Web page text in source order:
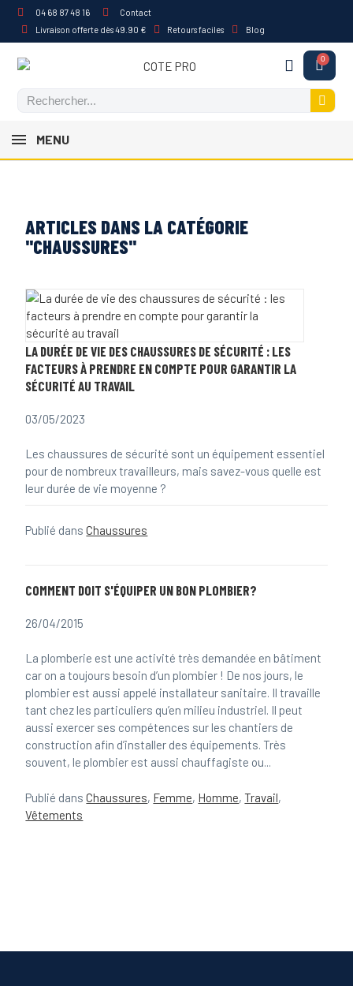
04 68 87 48 16
Contact
Livraison offerte dès 49.90 €
Retours faciles Blog
MENU
ARTICLES DANS LA CATÉGORIE
"CHAUSSURES"
LA DURÉE DE VIE DES CHAUSSURES DE SÉCURITÉ : LES
FACTEURS À PRENDRE EN COMPTE POUR GARANTIR LA
SÉCURITÉ AU TRAVAIL
03/05/2023
Les chaussures de sécurité sont un équipement essentiel
pour de nombreux travailleurs, mais savez-vous quelle est
leur durée de vie moyenne ?
Publié dansChaussures
COMMENT DOIT S'ÉQUIPER UN BON PLOMBIER?
26/04/2015
La plomberie est une activité très demandée en bâtiment
car on a toujours besoin d’un plombier ! De nos jours, le
plombier est aussi appelé installateur sanitaire. Il travaille
tant chez les particuliers qu’en milieu industriel. Il peut
aussi exercer ses compétences sur les chantiers de
construction afin d’installer des équipements. Très
souvent, le plombier est aussi chauffagiste ou...
Publié dansChaussures, Femme, Homme,Travail,
Vêtements